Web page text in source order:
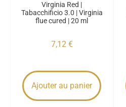
Virginia Red |
Tabacchificio 3.0 | Virginia
flue cured | 20 ml
7,12 €
Ajouter au panier